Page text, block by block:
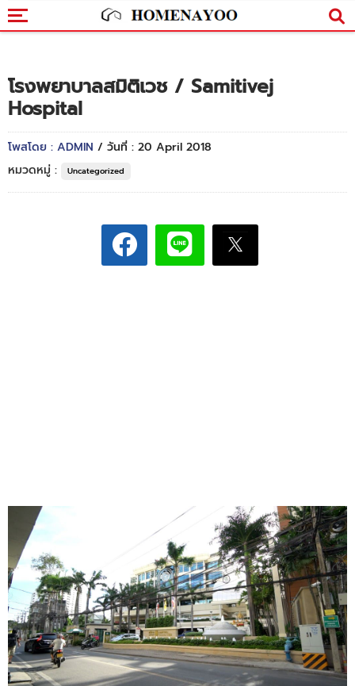
โรงพยาบาลสมิติเวช / Samitivej
Hospital
โพสโดย : ADMIN / วันที่ : 20 April 2018
หมวดหมู่ :
Uncategorized